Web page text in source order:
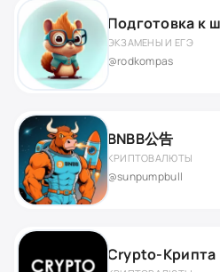
ЭКЗАМЕНЫ И ЕГЭ
@rodkompas
BNBB公告
КРИПТОВАЛЮТЫ
@sunpumpbull